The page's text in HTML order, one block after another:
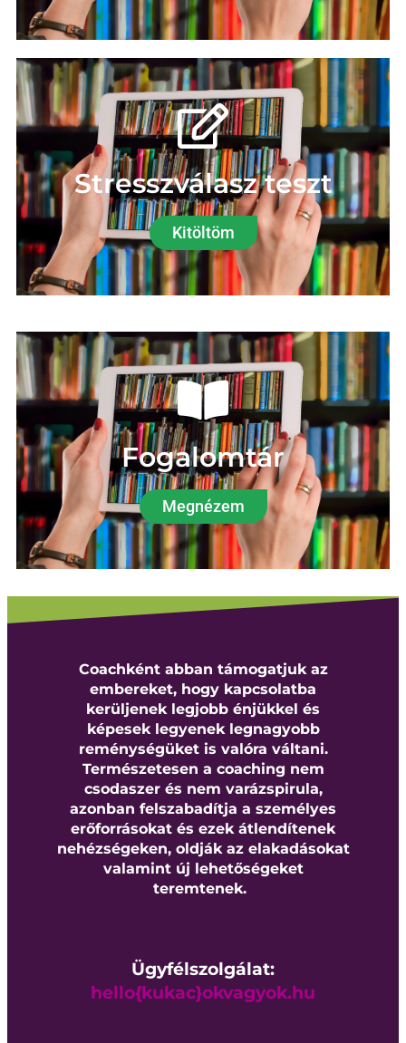
Stresszválasz teszt
Kitöltöm
Fogalomtár
Megnézem
Coachként abban támogatjuk az
embereket, hogy kapcsolatba
kerüljenek legjobb énjükkel és
képesek legyenek legnagyobb
reménységüket is valóra váltani.
Természetesen a coaching nem
csodaszer és nem varázspirula,
azonban felszabadítja a személyes
erőforrásokat és ezek átlendítenek
nehézségeken, oldják az elakadásokat
valamint új lehetőségeket
teremtenek.
Ügyfélszolgálat:
hello{kukac}okvagyok.hu